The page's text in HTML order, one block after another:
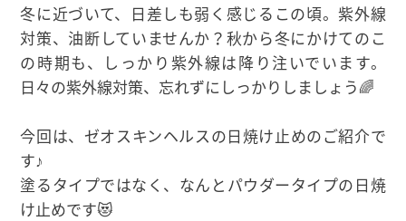
冬に近づいて、日差しも弱く感じるこの頃。紫外線
対策、油断していませんか？秋から冬にかけてのこ
の時期も、しっかり紫外線は降り注いでいます。
日々の紫外線対策、忘れずにしっかりしましょう🌈
今回は、ゼオスキンヘルスの日焼け止めのご紹介で
す♪
塗るタイプではなく、なんとパウダータイプの日焼
け止めです😻